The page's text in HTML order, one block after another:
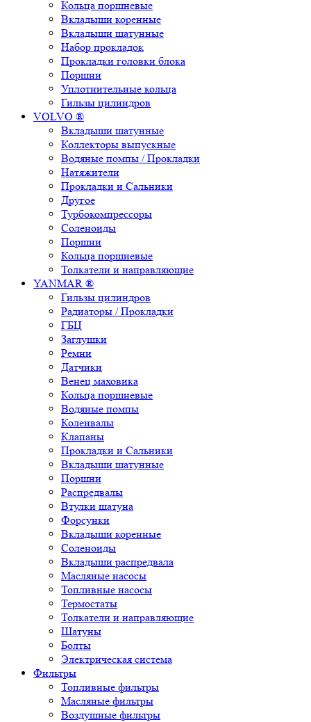
Кольца поршневые
Вкладыши коренные
Вкладыши шатунные
Набор прокладок
Прокладки головки блока
Поршни
Уплотнительные кольца
Гильзы цилиндров
VOLVO ®
Вкладыши шатунные
Коллекторы выпускные
Водяные помпы / Прокладки
Натяжители
Прокладки и Сальники
Другое
Турбокомпрессоры
Соленоиды
Поршни
Кольца поршневые
Толкатели и направляющие
YANMAR ®
Гильзы цилиндров
Радиаторы / Прокладки
ГБЦ
Заглушки
Ремни
Датчики
Венец маховика
Кольца поршневые
Водяные помпы
Коленвалы
Клапаны
Прокладки и Сальники
Вкладыши шатунные
Поршни
Распредвалы
Втулки шатуна
Форсунки
Вкладыши коренные
Соленоиды
Вкладыши распредвала
Масляные насосы
Топливные насосы
Термостаты
Толкатели и направляющие
Шатуны
Болты
Электрическая система
Фильтры
Топливные фильтры
Масляные фильтры
Воздушные фильтры